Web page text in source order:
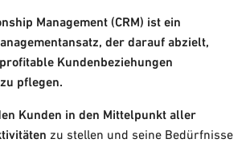
Management (CRM) ist ein
der darauf abzielt,
Kundenbeziehungen
pflegen.
Kunden in den Mittelpunkt aller
zu stellen und seine Bedürfnisse